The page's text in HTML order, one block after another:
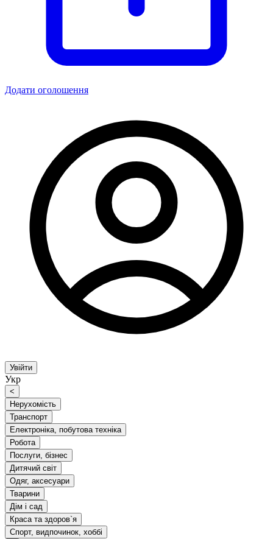
Додати оголошення
Увійти
Укр
<
Нерухомість
Транспорт
Електроніка, побутова техніка
Робота
Послуги, бізнес
Дитячий світ
Одяг, аксесуари
Тварини
Дім і сад
Краса та здоров`я
Спорт, видпочинок, хоббі